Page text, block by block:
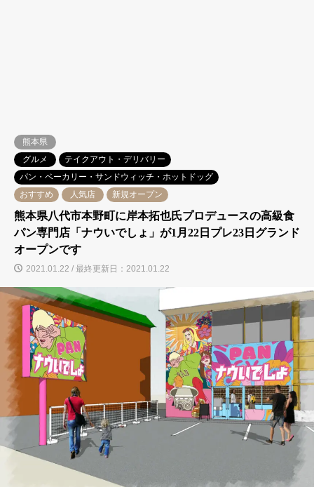
熊本県
グルメ
テイクアウト・デリバリー
パン・ベーカリー・サンドウィッチ・ホットドッグ
おすすめ
人気店 新規オープン
熊本県八代市本野町に岸本拓也氏プロデュースの高級食
パン専門店「ナウいでしょ」が1月22日プレ23日グランド
オープンです
2021.01.22 / 最終更新日：2021.01.22